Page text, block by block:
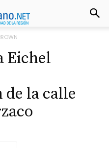
Eichel
la calle